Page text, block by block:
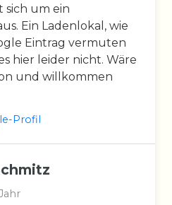
sich um ein
Ein Ladenlokal, wie
Eintrag vermuten
hier leider nicht. Wäre
und willkommen
Profil